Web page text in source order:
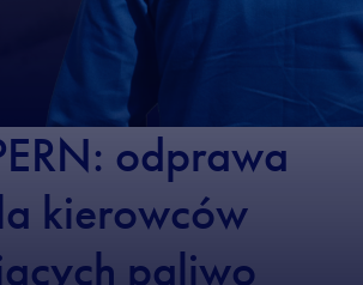
odprawa
kierowców
paliwo